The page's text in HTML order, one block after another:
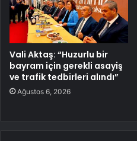
Vali Aktaş: “Huzurlu bir
bayram için gerekli asayiş
ve trafik tedbirleri alındı”
Ağustos 6, 2026